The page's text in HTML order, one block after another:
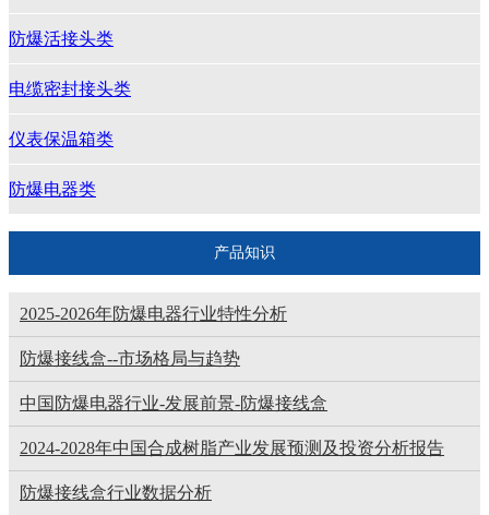
防爆活接头类
电缆密封接头类
仪表保温箱类
防爆电器类
产品知识
2025-2026年防爆电器行业特性分析
防爆接线盒--市场格局与趋势
中国防爆电器行业-发展前景-防爆接线盒
2024-2028年中国合成树脂产业发展预测及投资分析报告
防爆接线盒行业数据分析